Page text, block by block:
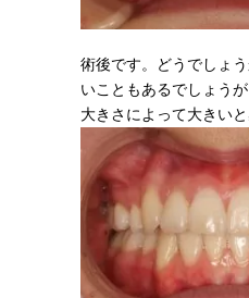
術後です。どうでしょ
いこともあるでしょう
大きさによって大きい